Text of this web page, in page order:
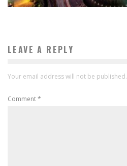
LEAVE A REPLY
Your email address will not be published.
Comment*